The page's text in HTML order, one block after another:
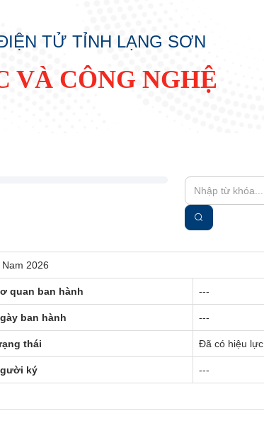
TỬ TỈNH LẠNG SƠN
VÀ CÔNG NGHỆ
2026
quan ban hành ---
ban hành ---
thái Đã có hiệu lực
ký ---